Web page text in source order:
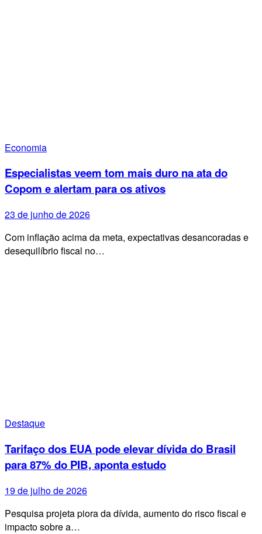
Economia
Especialistas veem tom mais duro na ata do
Copom e alertam para os ativos
23 de junho de 2026
Com inflação acima da meta, expectativas desancoradas e
desequilíbrio fiscal no…
Destaque
Tarifaço dos EUA pode elevar dívida do Brasil
para 87% do PIB, aponta estudo
19 de julho de 2026
Pesquisa projeta piora da dívida, aumento do risco fiscal e
impacto sobre a…